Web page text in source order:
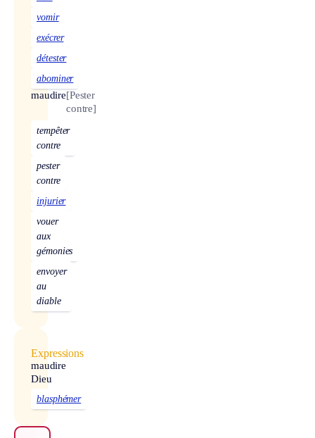
vomir
exécrer
détester
abominer
maudire[Pester
contre]
tempêter
contre
pester
contre
injurier
vouer
aux
gémonies
envoyer
au
diable
Expressions
maudire
Dieu
blasphémer